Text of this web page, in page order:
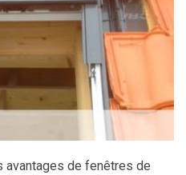
avantages de fenêtres de